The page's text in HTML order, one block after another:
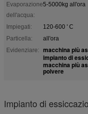
Evaporazione
dell'acqua:
5-5000kg all'ora
Impiegati:
120-600 ' C
Particella:
all'ora
Evidenziare:
macchina più
impianto di
macchina più
polvere
Impianto di